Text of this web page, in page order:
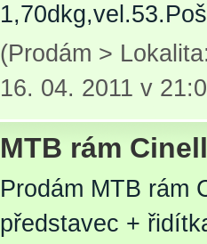
(Prodám >
16. 04. 2011 v
MTB rám
Prodám MTB rám
představec +